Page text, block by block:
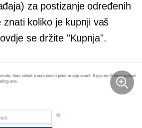
za postizanje određenih
znati koliko je kupnji vaš
se držite "Kupnja".